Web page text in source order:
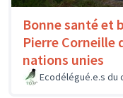
Bonne santé et
Pierre Corneille
nations unies
Ecodélégué.e.s du